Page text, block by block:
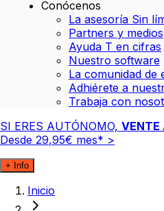
Conócenos
La asesoría Sin
Partners y medios
Ayuda T en cifras
Nuestro software
La comunidad de
Adhiérete a
Trabaja con
SI ERES AUTÓNOMO, VENTE
Desde 29,95€ mes* >
+ Info
Inicio